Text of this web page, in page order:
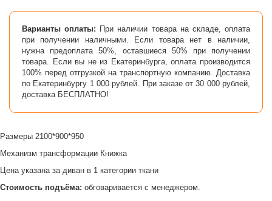
Варианты оплаты: При наличии товара на складе, оплата
при получении наличными. Если товара нет в наличии,
нужна предоплата 50%, оставшиеся 50% при получении
товара. Если вы не из Екатеринбурга, оплата производится
100% перед отгрузкой на транспортную компанию. Доставка
по Екатеринбургу 1 000 рублей. При заказе от 30 000 рублей,
доставка БЕСПЛАТНО!
Размеры 2100*900*950
Механизм трансформации Книжка
Цена указана за диван в 1 категории ткани
Стоимость подъёма: обговаривается с менеджером.